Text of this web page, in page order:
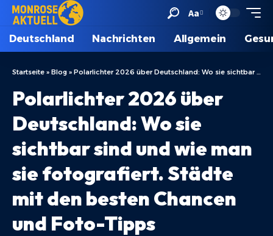
Aa
Deutschland Nachrichten Allgemein
Startseite » Blog » Polarlichter 2026 über Deutschland: Wo sie sichtbar sind und wie man sie fotografiert. Städte mit den besten Chancen und Foto-Tipps
Polarlichter 2026 über
Deutschland: Wo sie
sichtbar sind und wie man
sie fotografiert. Städte
mit den besten Chancen
und Foto-Tipps